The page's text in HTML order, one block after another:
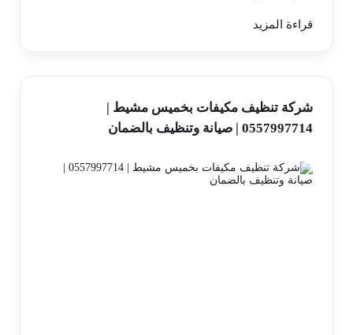
قراءة المزيد
شركة تنظيف مكيفات بخميس مشيط |
0557997714 | صيانة وتنظيف بالضمان